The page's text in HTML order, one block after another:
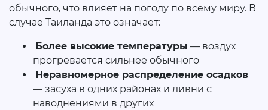
обычного, что влияет на погоду по всему миру. В
случае Таиланда это означает:
Более высокие температуры — воздух
прогревается сильнее обычного
Неравномерное распределение осадков
— засуха в одних районах и ливни с
наводнениями в других